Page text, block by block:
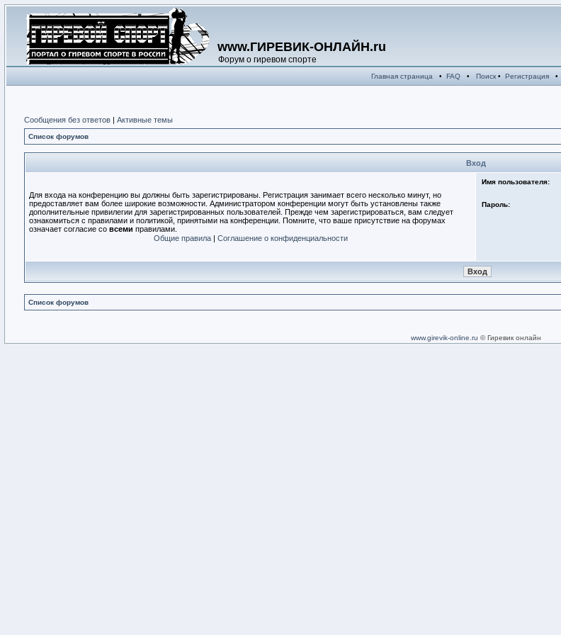
www.ГИРЕВИК-ОНЛАЙН.ru
Форум о гиревом спорте
Главная страница • FAQ• Поиск• Регистрация•
Сообщения без ответов | Активные темы
Список форумов
Вход
Для входа на конференцию вы должны быть зарегистрированы. Регистрация занимает всего несколько минут, но
предоставляет вам более широкие возможности. Администратором конференции могут быть установлены также
дополнительные привилегии для зарегистрированных пользователей. Прежде чем зарегистрироваться, вам следует
ознакомиться с правилами и политикой, принятыми на конференции. Помните, что ваше присутствие на форумах
означает согласие со всеми правилами.
Общие правила| Соглашение о конфиденциальности
Имя пользователя:
Пароль:
Список форумов
www.girevik-online.ru © Гиревик онлайн